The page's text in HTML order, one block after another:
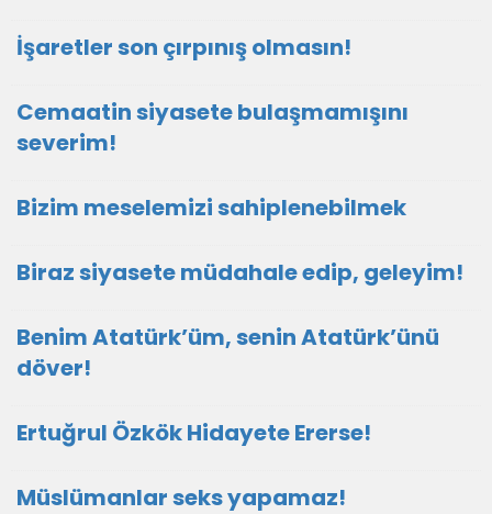
İşaretler son çırpınış olmasın!
Cemaatin siyasete bulaşmamışını
severim!
Bizim meselemizi sahiplenebilmek
Biraz siyasete müdahale edip, geleyim!
Benim Atatürk’üm, senin Atatürk’ünü
döver!
Ertuğrul Özkök Hidayete Ererse!
Müslümanlar seks yapamaz!